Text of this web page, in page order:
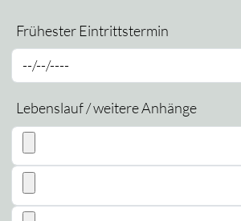
Frühester Eintrittstermin
Lebenslauf / weitere Anhänge